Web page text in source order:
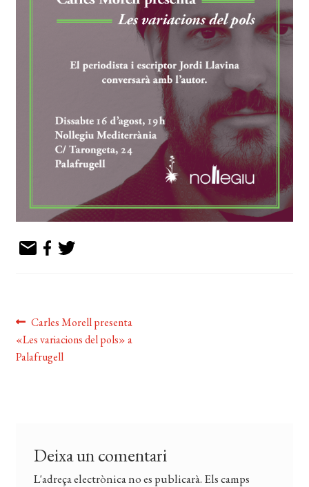
EL MEU COMPTE
CERCAR
WISHLIST
Navegació
d'entrades
Entrada
anterior:
Carles Morell presenta
«Les variacions del pols» a
Palafrugell
Deixa un comentari
L'adreça electrònica no es publicarà. Els camps